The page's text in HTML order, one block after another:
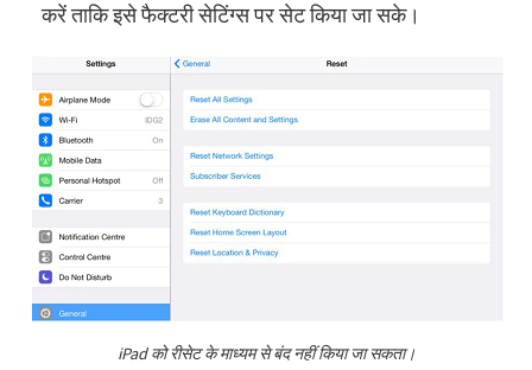
करें ताकि इसे फैक्टरी सेटिंग्स पर सेट किया जा सके।
iPad को रीसेट के माध्यम से बंद नहीं किया जा सकता।